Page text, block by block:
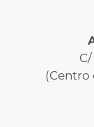
(Centro